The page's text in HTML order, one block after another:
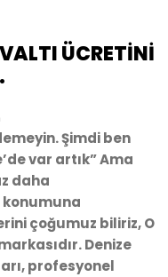
ÜCRETİNİ
Şimdi ben
var artık” Ama
daha
konumuna
çoğumuz biliriz, O
Denize
profesyonel